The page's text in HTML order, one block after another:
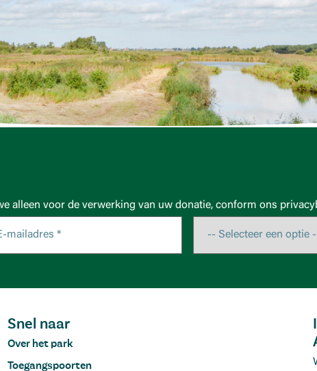
alleen voor de verwerking van uw donatie, conform ons
Snel naar
Over het park
Toegangspoorten